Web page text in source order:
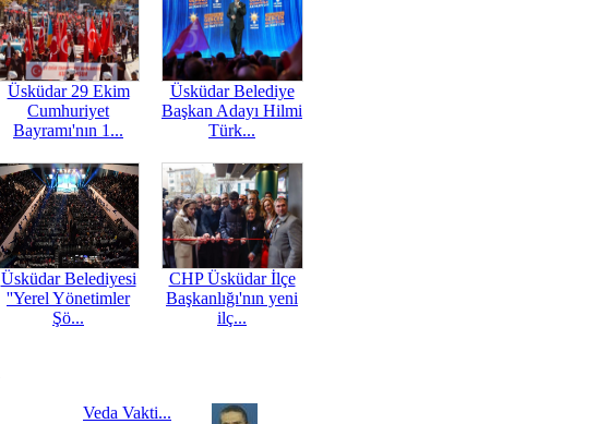
Üsküdar 29 Ekim
Cumhuriyet
Bayramı'nın 1...
Üsküdar Belediye
Başkan Adayı Hilmi
Türk...
Üsküdar Belediyesi
''Yerel Yönetimler
Şö...
CHP Üsküdar İlçe
Başkanlığı'nın yeni
ilç...
Veda Vakti...